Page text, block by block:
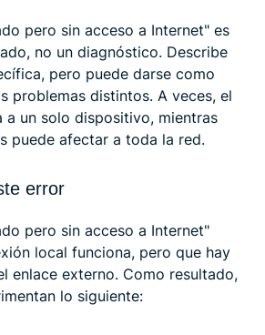
pero sin acceso a Internet" es
no un diagnóstico. Describe
pero puede darse como
problemas distintos. A veces, el
a un solo dispositivo, mientras
puede afectar a toda la red.
error
pero sin acceso a Internet"
local funciona, pero que hay
enlace externo. Como resultado,
lo siguiente: